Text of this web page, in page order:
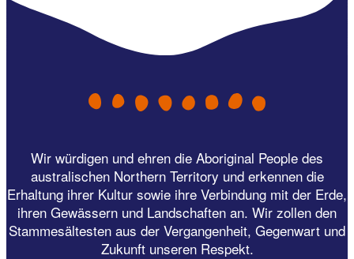
Wir würdigen und ehren die Aboriginal People des
australischen Northern Territory und erkennen die
Erhaltung ihrer Kultur sowie ihre Verbindung mit der Erde,
ihren Gewässern und Landschaften an. Wir zollen den
Stammesältesten aus der Vergangenheit, Gegenwart und
Zukunft unseren Respekt.